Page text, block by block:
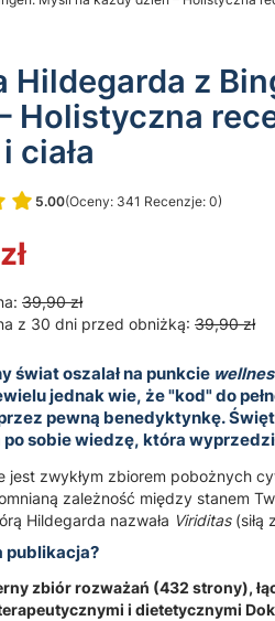
Hildegarda z
Holistyczna
ciała
5.00(Oceny: 341 Recenzje: 0)
Przejdź do sekcji Opinie
39,90 zł
z 30 dni przed obniżką: 39,90 zł
świat oszalał na punkcie
jednak wie, że "kod" do
pewną benedyktynkę.
po sobie wiedzę, która
jest zwykłym zbiorem pobożnych
zależność między stanem
Hildegarda nazwała Viriditas(siłą
publikacja?
zbiór rozważań (432 strony),
i dietetycznymi